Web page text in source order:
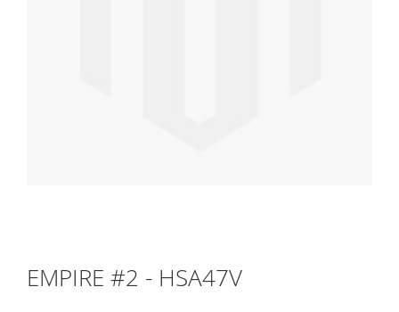
EMPIRE #2 - HSA47V
immagini